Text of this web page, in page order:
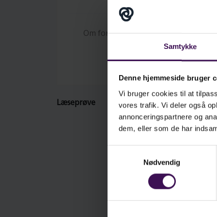
Samtykke
Denne hjemmeside bruger
Vi bruger cookies til at
vores trafik. Vi deler også
annonceringspartnere og
dem, eller som de har
Nødvendig
Om forfatteren
Læseprøve